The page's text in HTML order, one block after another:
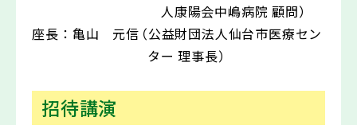
人康陽会中嶋病院 顧問）
座長： 亀山 元信（公益財団法人仙台市医療セン
ター 理事長）
招待講演